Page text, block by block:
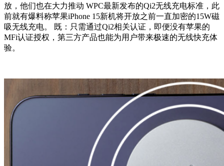
放，他们也在大力推动 WPC最新发布的Qi2无线充电标准，此
前就有爆料称苹果iPhone 15新机将开放之前一直加密的15W磁
吸无线充电。 既：只需通过Qi2相关认证，即便没有苹果的
MFi认证授权，第三方产品也能为用户带来极速的无线快充体
验。